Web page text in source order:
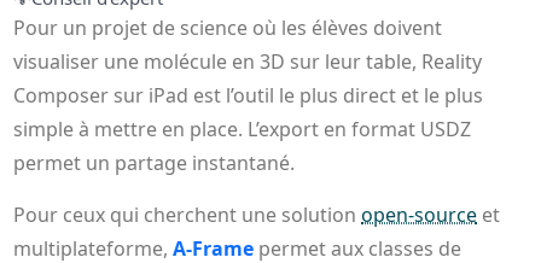
Pour un projet de science où les élèves doivent
visualiser une molécule en 3D sur leur table, Reality
Composer sur iPad est l’outil le plus direct et le plus
simple à mettre en place. L’export en format USDZ
permet un partage instantané.
Pour ceux qui cherchent une solutionopen-source et
multiplateforme,A-Frame permet aux classes de